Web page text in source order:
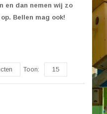
en dan nemen wij zo
Bellen mag ook!
Toon: 15